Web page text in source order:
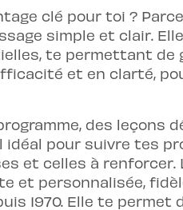
clé pour toi ?
simple et clair.
te permettant de
et en clarté,
des leçons
pour suivre tes
et celles à renforcer.
et personnalisée,
1970. Elle te permet